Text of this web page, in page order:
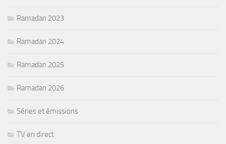
Ramadan 2023
Ramadan 2024
Ramadan 2025
Ramadan 2026
Séries et émissions
TV en direct